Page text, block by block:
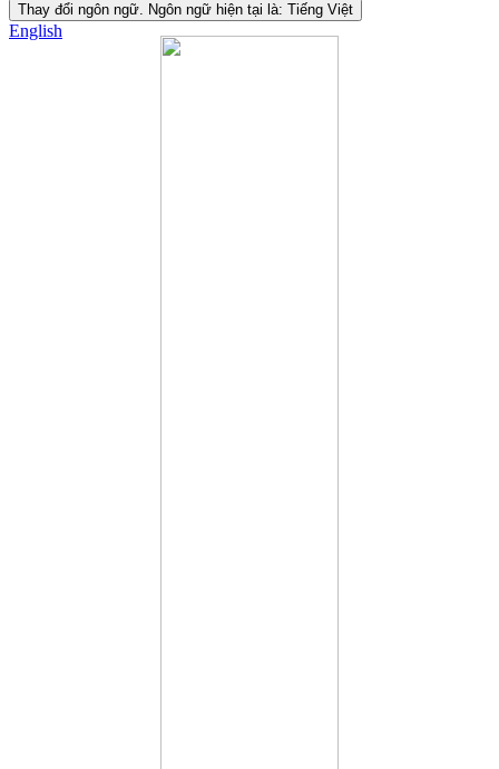
Thay đổi ngôn ngữ. Ngôn ngữ hiện tại là: Tiếng Việt
English